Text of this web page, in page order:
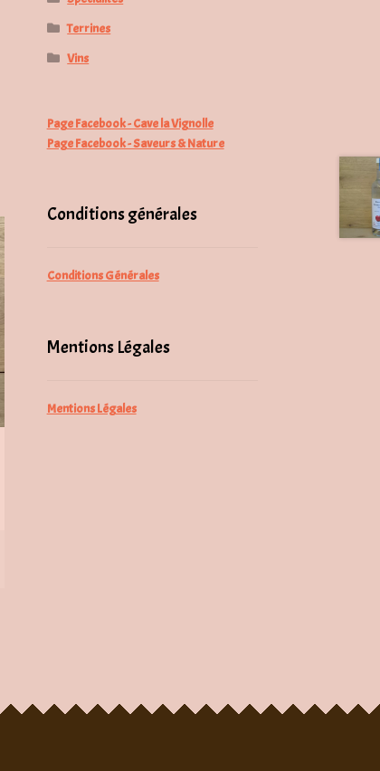
Terrines
Vins
Page Facebook - Cave la Vignolle
Page Facebook - Saveurs & Nature
Conditions générales
Conditions Générales
Mentions Légales
Mentions Légales